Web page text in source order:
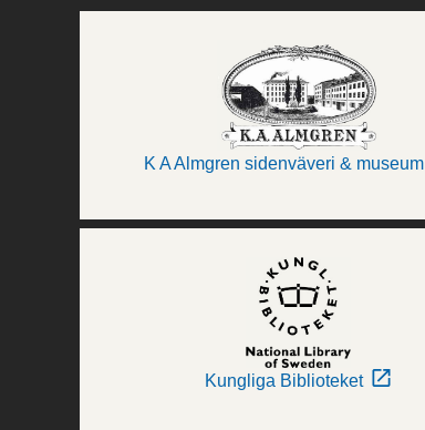
K A Almgren sidenväveri & museum
Kungliga Biblioteket